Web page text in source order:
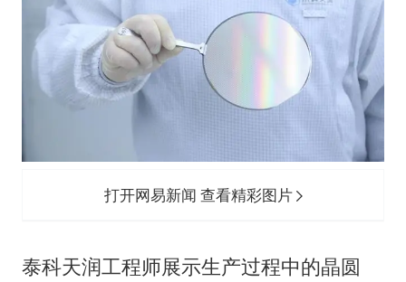
打开网易新闻 查看精彩图片
泰科天润工程师展示生产过程中的晶圆